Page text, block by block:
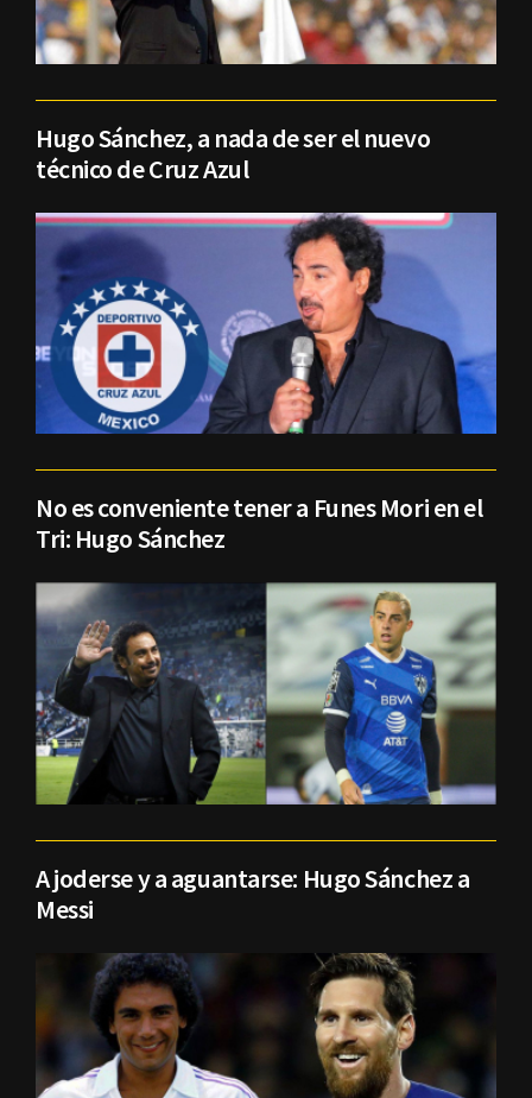
Hugo Sánchez, a nada de ser el nuevo
técnico de Cruz Azul
No es conveniente tener a Funes Mori en el
Tri: Hugo Sánchez
A joderse y a aguantarse: Hugo Sánchez a
Messi